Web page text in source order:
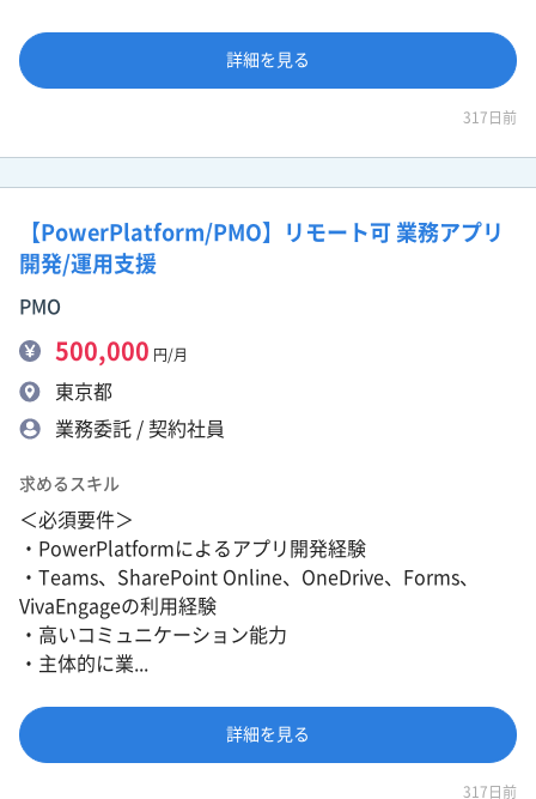
詳細を見る
317日前
【PowerPlatform/PMO】リモート可 業務アプリ
開発/運用支援
PMO
500,000 円/月
東京都
業務委託 / 契約社員
求めるスキル
＜必須要件＞
・PowerPlatformによるアプリ開発経験
・Teams、SharePoint Online、OneDrive、Forms、
VivaEngageの利用経験
・高いコミュニケーション能力
・主体的に業...
詳細を見る
317日前